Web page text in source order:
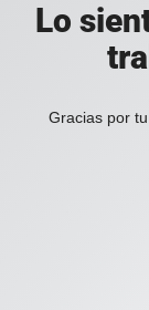
Lo
Gracias por